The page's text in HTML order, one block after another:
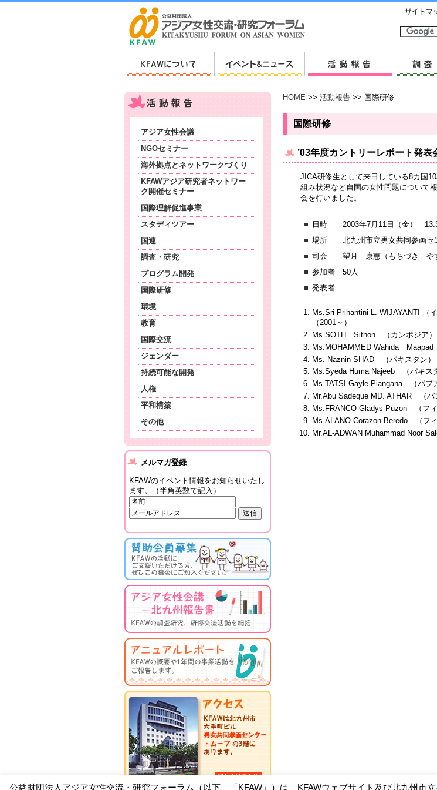
HOME >> 活動報告 >> 国際研修
国際研修
’03年度カントリーレポート発
JICA研修生として来日している8カ国
組み状況など自国の女性問題について
会を行いました。
日時 2003年7月11日（金）
場所 北九州市立男女共同参画セ
司会 望月 康恵（もちづき やす
参加者 50人
発表者
Ms.Sri Prihantini L. WIJAYANTI
（2001～）
Ms.SOTH Sithon （カンボジア）
Ms.MOHAMMED Wahida Maapad
Ms. Naznin SHAD （パキスタン
Ms.Syeda Huma Najeeb （パキス
Ms.TATSI Gayle Piangana （パプ
Mr.Abu Sadeque MD. ATHAR （
Ms.FRANCO Gladys Puzon （フ
Ms.ALANO Corazon Beredo （フ
Mr.AL-ADWAN Muhammad Noor
アジア女性会議
NGOセミナー
海外拠点とネットワークづくり
KFAWアジア研究者ネットワー
ク開催セミナー
国際理解促進事業
スタディツアー
国連
調査・研究
プログラム開発
国際研修
環境
教育
国際交流
ジェンダー
持続可能な開発
人権
平和構築
その他
メルマガ登録
KFAWのイベント情報をお知らせいたし
ます。（半角英数で記入）
公益財団法人アジア女性交流・研究フォーラム（以下、「KFAW」）は、KFAWウェブサイト及び北九州